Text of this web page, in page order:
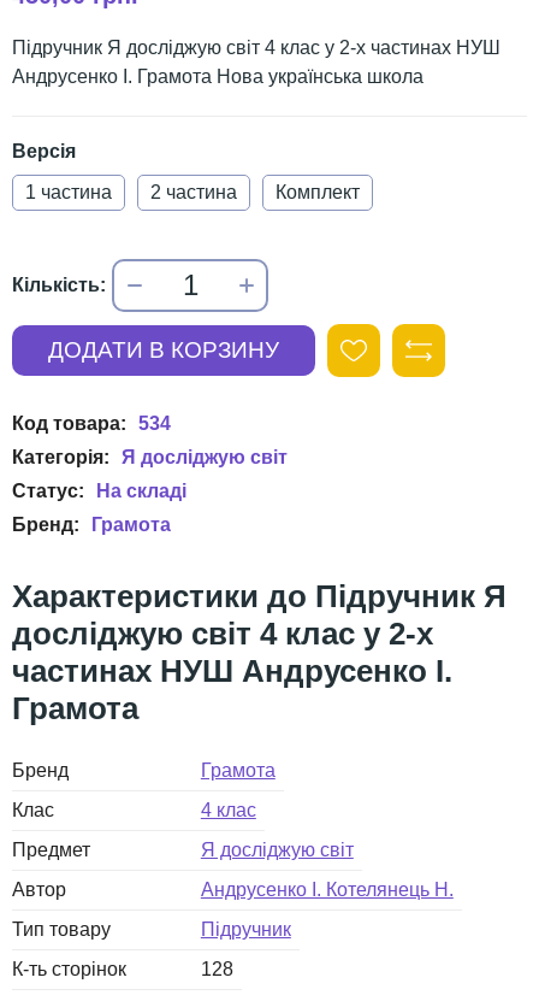
Підручник Я досліджую світ 4 клас у 2-х частинах НУШ
Андрусенко І. Грамота Нова українська школа
Версія
1 частина
2 частина Комплект
534
Я досліджую світ
Грамота
Підручник Я
досліджую світ 4 клас у 2-х
частинах НУШ Андрусенко І.
Грамота
Бренд
Грамота
Клас
4 клас
Предмет
Я досліджую світ
Автор
Андрусенко І. Котелянець Н.
Тип товару
Підручник
К-ть сторінок
128